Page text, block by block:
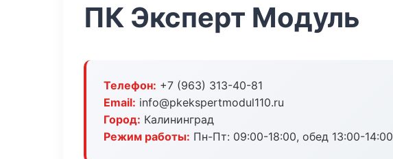
ПК Эксперт Модуль
Телефон: +7 (963) 313-40-81
Email: info@pkekspertmodul110.ru
Город: Калининград
Режим работы: Пн-Пт: 09:00-18:00, обед 13:00-14:00